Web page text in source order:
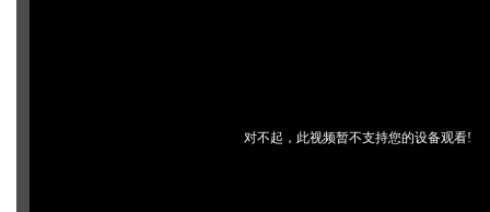
对不起，此视频暂不支持您的设备观看!